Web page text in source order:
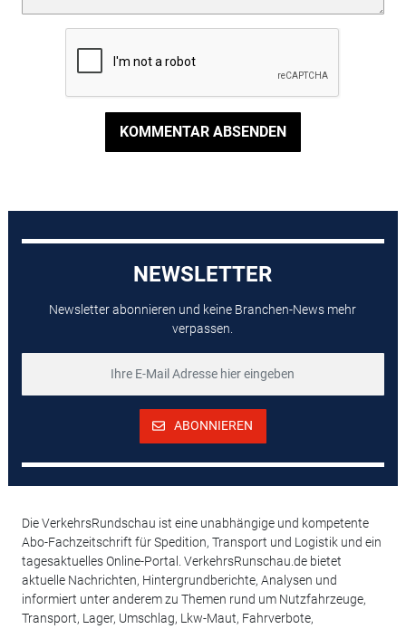
KOMMENTAR ABSENDEN
NEWSLETTER
Newsletter abonnieren und keine Branchen-News mehr
verpassen.
ABONNIEREN
Die VerkehrsRundschau ist eine unabhängige und kompetente
Abo-Fachzeitschrift für Spedition, Transport und Logistik und ein
tagesaktuelles Online-Portal. VerkehrsRunschau.de bietet
aktuelle Nachrichten, Hintergrundberichte, Analysen und
informiert unter anderem zu Themen rund um Nutzfahrzeuge,
Transport, Lager, Umschlag, Lkw-Maut, Fahrverbote,